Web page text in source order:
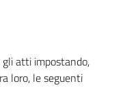
atti impostando,
loro, le seguenti